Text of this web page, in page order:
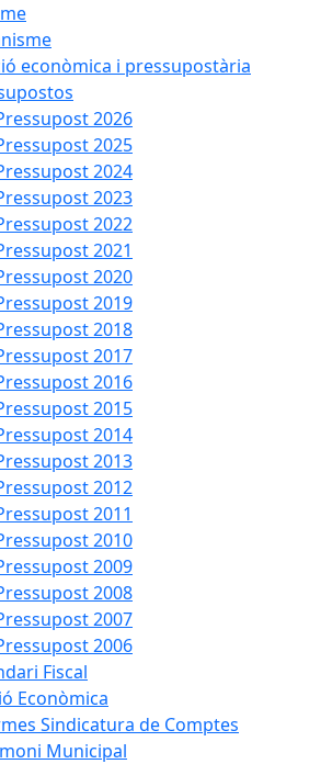
econòmica i pressupostària
2026
2025
2024
2023
2022
2021
2020
2019
2018
2017
2016
2015
2014
2013
2012
2011
2010
2009
2008
2007
2006
Fiscal
Econòmica
Sindicatura de Comptes
Municipal